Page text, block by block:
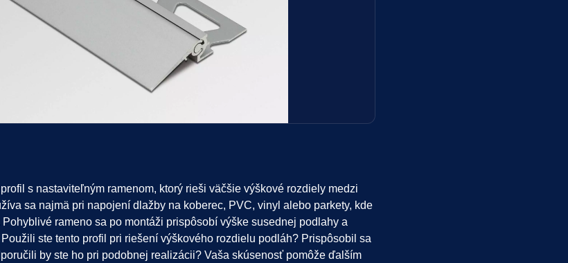
s nastaviteľným ramenom, ktorý rieši väčšie výškové rozdiely medzi
sa najmä pri napojení dlažby na koberec, PVC, vinyl alebo parkety, kde
rameno sa po montáži prispôsobí výške susednej podlahy a
ste tento profil pri riešení výškového rozdielu podláh? Prispôsobil sa
by ste ho pri podobnej realizácii? Vaša skúsenosť pomôže ďalším